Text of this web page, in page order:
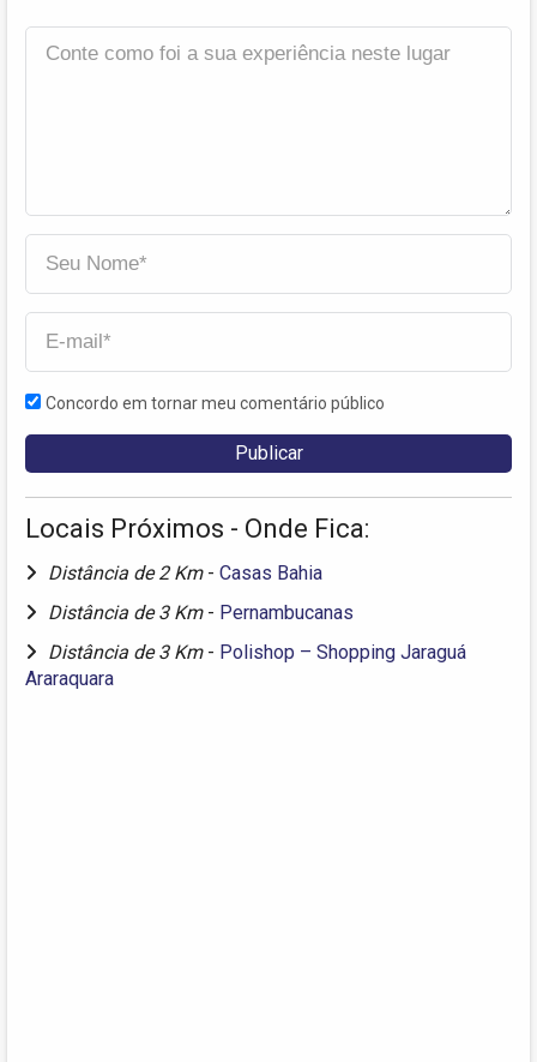
Concordo em tornar meu comentário público
Locais Próximos - Onde Fica:
Distância de 2 Km - Casas Bahia
Distância de 3 Km - Pernambucanas
Distância de 3 Km - Polishop – Shopping Jaraguá
Araraquara